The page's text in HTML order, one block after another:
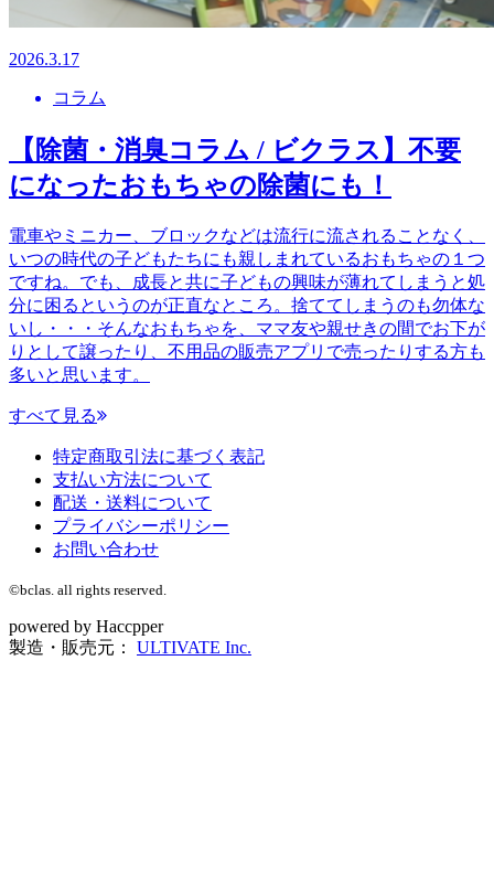
2026.3.17
コラム
【除菌・消臭コラム / ビクラス】不要
になったおもちゃの除菌にも！
電車やミニカー、ブロックなどは流行に流されることなく、
いつの時代の子どもたちにも親しまれているおもちゃの１つ
ですね。でも、成長と共に子どもの興味が薄れてしまうと処
分に困るというのが正直なところ。捨ててしまうのも勿体な
いし・・・そんなおもちゃを、ママ友や親せきの間でお下が
りとして譲ったり、不用品の販売アプリで売ったりする方も
多いと思います。
すべて見る
特定商取引法に基づく表記
支払い方法について
配送・送料について
プライバシーポリシー
お問い合わせ
©bclas. all rights reserved.
powered by Haccpper
製造・販売元： ULTIVATE Inc.